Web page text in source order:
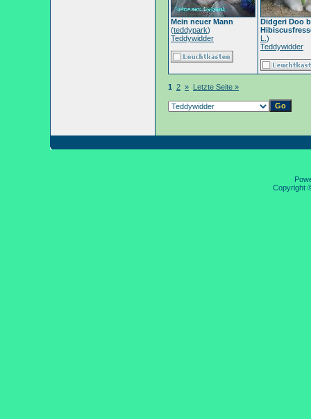
Mein neuer Mann
(teddypark)
Teddywidder
Didgeri Doo
L. )
Teddywidder
1 2 » Letzte Seite »
Copyright